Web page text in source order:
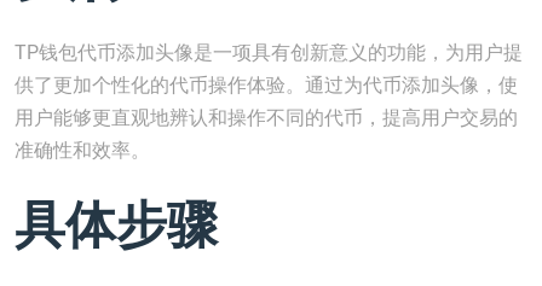
TP钱包代币添加头像是一项具有创新意义的功能，为用户提
供了更加个性化的代币操作体验。通过为代币添加头像，使
用户能够更直观地辨认和操作不同的代币，提高用户交易的
准确性和效率。
具体步骤